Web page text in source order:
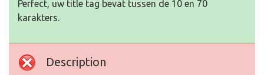
Perfect, uw title tag bevat tussen de 10 en 70
karakters.
Description